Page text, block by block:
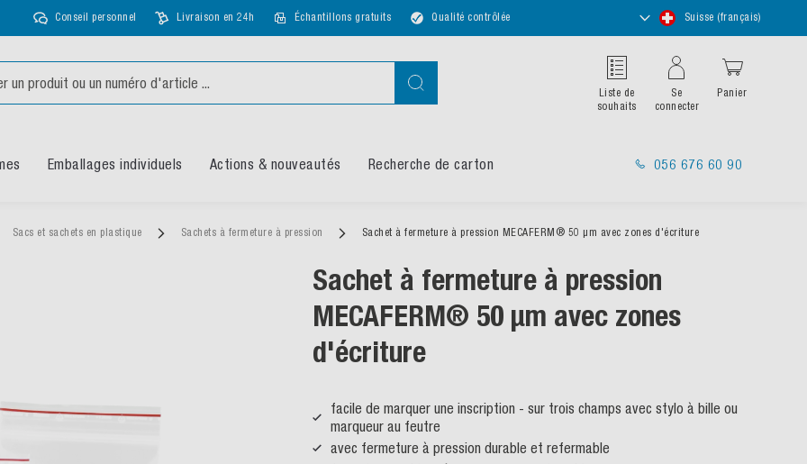
Conseil personnel Livraison en 24h Échantillons gratuits Qualité contrôlée
Choisir
Suisse (français)
Chercher
Liste de
souhaits
Se
connecter
Panier
Emballages individuels Actions & nouveautés Recherche de carton 056 676 60 90
Sacs et sachets en plastique Sachets à fermeture à pression Sachet à fermeture à pression MECAFERM® 50 µm avec zones d'écriture
Sachet à fermeture à pression
MECAFERM® 50 µm avec zones
d'écriture
facile de marquer une inscription - sur trois champs avec stylo à bille ou
marqueur au feutre
avec fermeture à pression durable et refermable